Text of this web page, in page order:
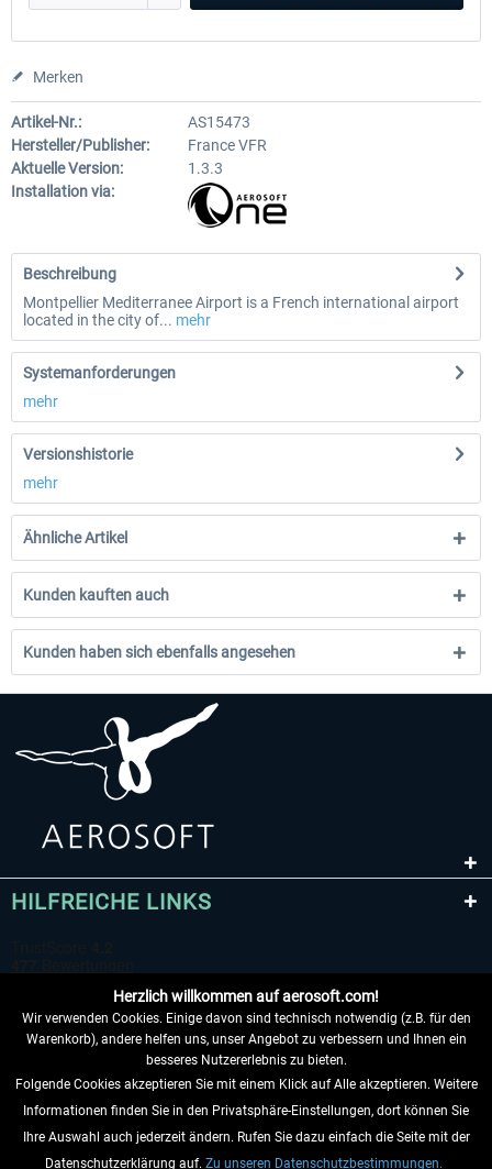
Merken
Artikel-Nr.:
AS15473
Hersteller/Publisher:
France VFR
Aktuelle Version:
1.3.3
Installation via:
Beschreibung
Montpellier Mediterranee Airport is a French international airport
located in the city of... mehr
Systemanforderungen
mehr
Versionshistorie
mehr
Ähnliche Artikel
Kunden kauften auch
Kunden haben sich ebenfalls angesehen
HILFREICHE LINKS
VERTRAG WIDERRUFEN
INFORMATIONEN
Herzlich willkommen auf aerosoft.com!
Wir verwenden Cookies. Einige davon sind technisch notwendig (z.B. für den
Warenkorb), andere helfen uns, unser Angebot zu verbessern und Ihnen ein
besseres Nutzererlebnis zu bieten.
Folgende Cookies akzeptieren Sie mit einem Klick auf Alle akzeptieren. Weitere
Informationen finden Sie in den Privatsphäre-Einstellungen, dort können Sie
Ihre Auswahl auch jederzeit ändern. Rufen Sie dazu einfach die Seite mit der
Datenschutzerklärung auf. Zu unseren Datenschutzbestimmungen.